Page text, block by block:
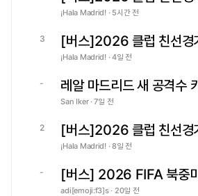
¡Hala Madrid! · 5시간 전
3
¡Hala Madrid! · 4일 전
- 레알 마드리드 새 공격수
San Iker · 7일 전
2
¡Hala Madrid! · 8일 전
-
adi[emoji:f3]s · 20일 전